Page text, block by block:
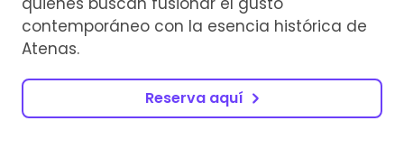
contemporáneo con la esencia histórica de
Atenas.
Reserva aquí